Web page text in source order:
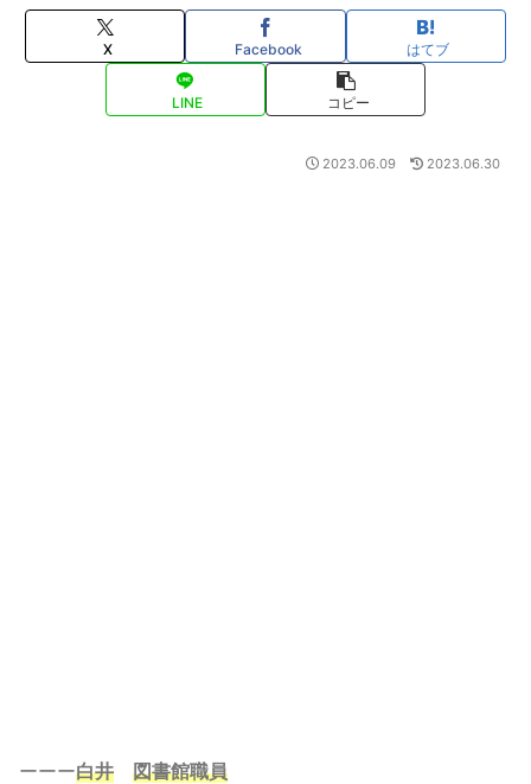
X Facebook はてブ
LINE コピー
2023.06.09 2023.06.30
ーーー白井 図書館職員